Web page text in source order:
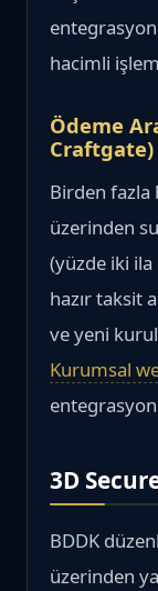
hacimli
Ödeme
Craftgate)
Birden fazla
üzerinden
(yüzde iki ila
hazır taksit
ve yeni
Kurumsal
3D
BDDK
üzerinden